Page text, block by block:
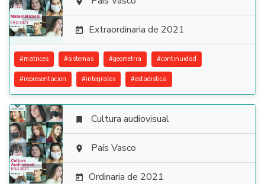
 Extraordinaria de 2021
#matrices #sistemas #geometria #continuidad
#representacion #integrales #estadistica

 Cultura audiovisual
 País Vasco
 Ordinaria de 2021